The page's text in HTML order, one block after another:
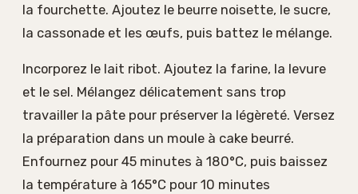
la fourchette. Ajoutez le beurre noisette, le sucre,
la cassonade et les œufs, puis battez le mélange.
Incorporez le lait ribot. Ajoutez la farine, la levure
et le sel. Mélangez délicatement sans trop
travailler la pâte pour préserver la légèreté. Versez
la préparation dans un moule à cake beurré.
Enfournez pour 45 minutes à 180°C, puis baissez
la température à 165°C pour 10 minutes